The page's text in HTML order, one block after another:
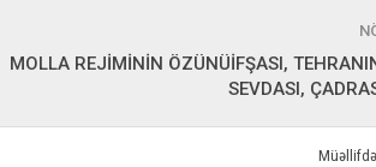
MOLLA REJİMİNİN ÖZÜNÜİFŞASI,
SEVDASI,